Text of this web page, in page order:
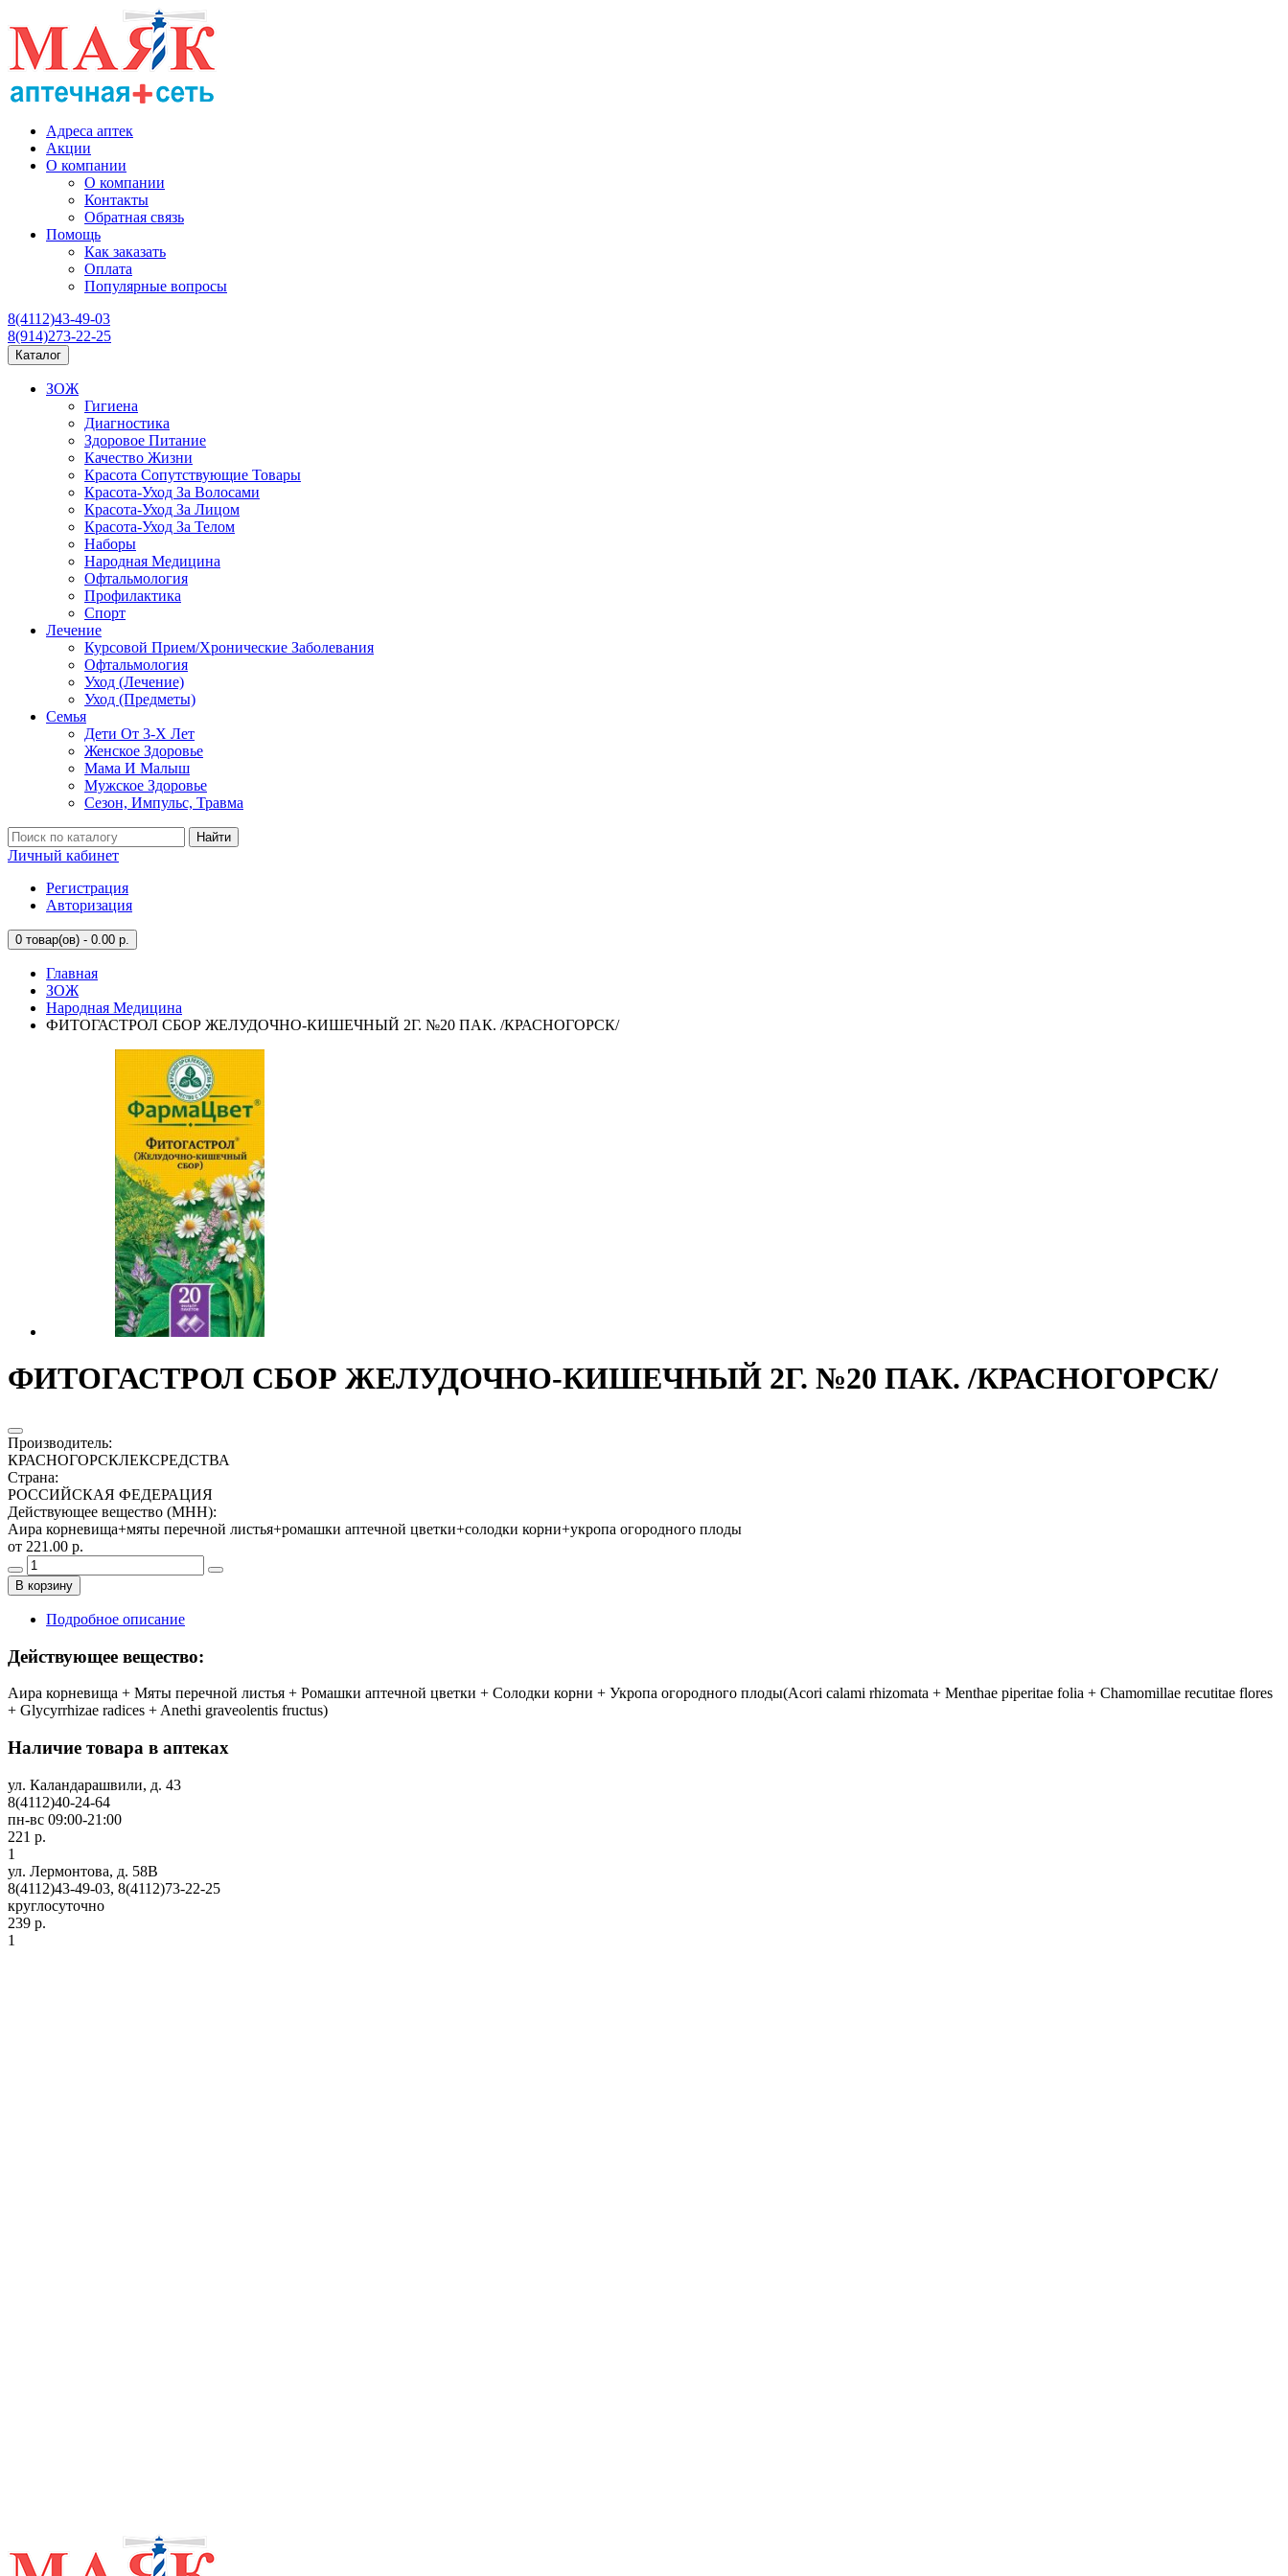
Адреса аптек
Акции
О компании
О компании
Контакты
Обратная связь
Помощь
Как заказать
Оплата
Популярные вопросы
8(4112)43-49-03
8(914)273-22-25
Каталог
ЗОЖ
Гигиена
Диагностика
Здоровое Питание
Качество Жизни
Красота Сопутствующие Товары
Красота-Уход За Волосами
Красота-Уход За Лицом
Красота-Уход За Телом
Наборы
Народная Медицина
Офтальмология
Профилактика
Спорт
Лечение
Курсовой Прием/Хронические Заболевания
Офтальмология
Уход (Лечение)
Уход (Предметы)
Семья
Дети От 3-Х Лет
Женское Здоровье
Мама И Малыш
Мужское Здоровье
Сезон, Импульс, Травма
Найти
Личный кабинет
Регистрация
Авторизация
0 товар(ов) - 0.00 р.
Главная
ЗОЖ
Народная Медицина
ФИТОГАСТРОЛ СБОР ЖЕЛУДОЧНО-КИШЕЧНЫЙ 2Г. №20 ПАК. /КРАСНОГОРСК/
ФИТОГАСТРОЛ СБОР ЖЕЛУДОЧНО-КИШЕЧНЫЙ 2Г. №20 ПАК. /КРАСНОГОРСК/
Производитель:
КРАСНОГОРСКЛЕКСРЕДСТВА
Страна:
РОССИЙСКАЯ ФЕДЕРАЦИЯ
Действующее вещество (МНН):
Аира корневища+мяты перечной листья+ромашки аптечной цветки+солодки корни+укропа огородного плоды
от 221.00 р.
В корзину
Подробное описание
Действующее вещество:
Аира корневища + Мяты перечной листья + Ромашки аптечной цветки + Солодки корни + Укропа огородного плоды(Acori calami rhizomata + Menthae piperitae folia + Chamomillae recutitae flores
+ Glycyrrhizae radices + Anethi graveolentis fructus)
Наличие товара в аптеках
ул. Каландарашвили, д. 43
8(4112)40-24-64
пн-вс 09:00-21:00
221 р.
1
ул. Лермонтова, д. 58В
8(4112)43-49-03, 8(4112)73-22-25
круглосуточно
239 р.
1